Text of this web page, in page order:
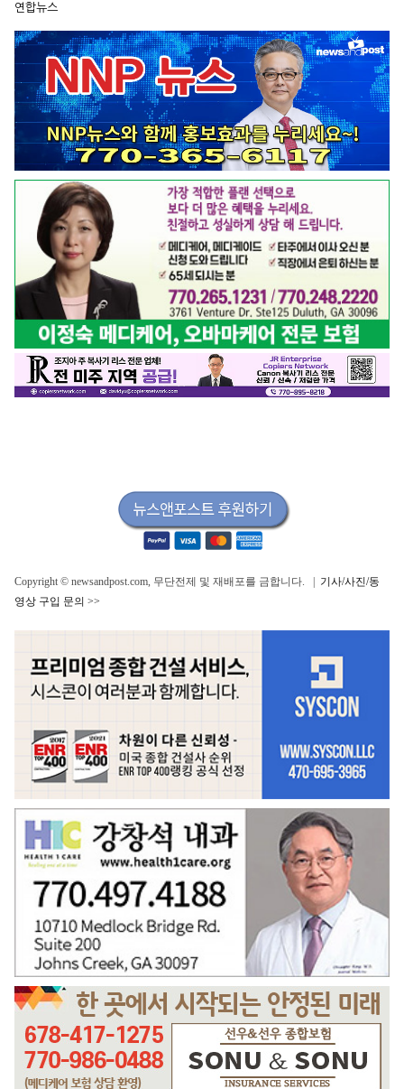
연합뉴스
Copyright © newsandpost.com, 무단전제 및 재배포를 금합니다. | 기사/사진/동
영상 구입 문의 >>